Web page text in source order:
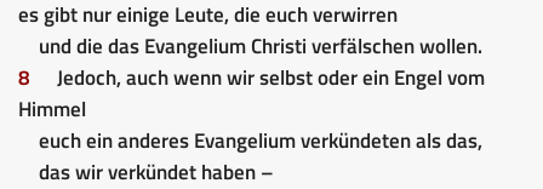
es gibt nur einige Leute, die euch verwirren
und die das Evangelium Christi verfälschen wollen.
8
Jedoch, auch wenn wir selbst oder ein Engel vom
Himmel
euch ein anderes Evangelium verkündeten als das,
das wir verkündet haben –